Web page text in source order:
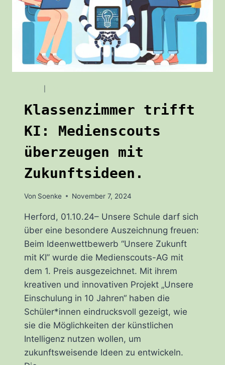
Klassenzimmer trifft
KI: Medienscouts
überzeugen mit
Zukunftsideen.
Von Soenke November 7, 2024
Herford, 01.10.24– Unsere Schule darf sich
über eine besondere Auszeichnung freuen:
Beim Ideenwettbewerb “Unsere Zukunft
mit KI” wurde die Medienscouts-AG mit
dem 1. Preis ausgezeichnet. Mit ihrem
kreativen und innovativen Projekt „Unsere
Einschulung in 10 Jahren“ haben die
Schüler*innen eindrucksvoll gezeigt, wie
sie die Möglichkeiten der künstlichen
Intelligenz nutzen wollen, um
zukunftsweisende Ideen zu entwickeln.